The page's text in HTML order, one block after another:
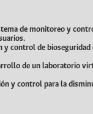
de monitoreo y
y control de bioseguridad
de un laboratorio
y control para la